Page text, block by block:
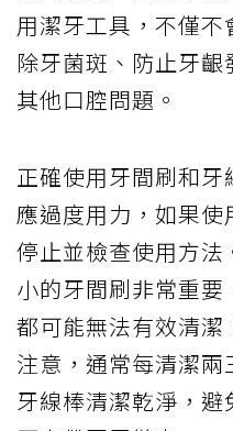
用潔牙工具，不僅
除牙菌斑、防止牙齦
其他口腔問題。
正確使用牙間刷和
應過度用力，如果
停止並檢查使用方
小的牙間刷非常重
都可能無法有效清
注意，通常每清潔
牙線棒清潔乾淨，